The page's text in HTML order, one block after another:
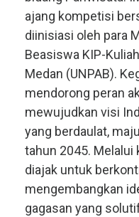
ajang kompetisi
diinisiasi oleh para
Beasiswa KIP-
Medan (UNPAB).
mendorong peran
mewujudkan visi
yang berdaulat,
tahun 2045.
diajak untuk
mengembangkan
gagasan yang